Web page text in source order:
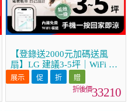
【登錄送2000元加碼送風
扇】LG 建議3-5坪｜WiFi 雙
迴轉變頻空調｜極淨2.0系列
｜AI 氣流 & 奈米離子 (LS-
33210